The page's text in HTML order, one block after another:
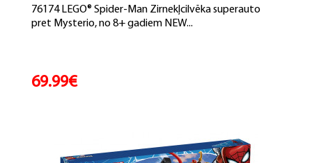
76174 LEGO® Spider-Man Zirnekļcilvēka superauto
pret Mysterio, no 8+ gadiem NEW...
69.99€